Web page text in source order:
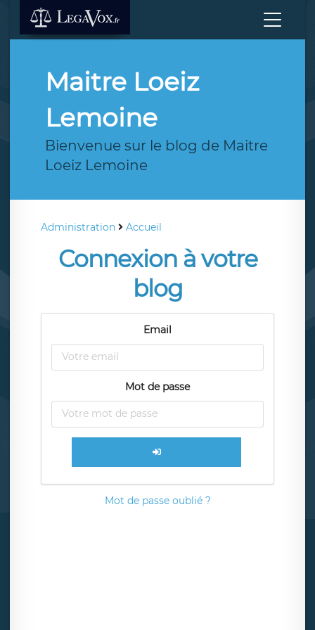
Maitre Loeiz
Lemoine
Bienvenue sur le blog de Maitre
Loeiz Lemoine
Administration Accueil
Connexion à votre
blog
Email
Mot de passe
Mot de passe oublié ?